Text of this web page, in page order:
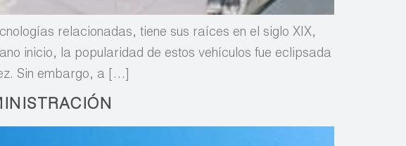
relacionadas, tiene sus raíces en el siglo XIX,
inicio, la popularidad de estos vehículos fue eclipsada
Sin embargo, a […]